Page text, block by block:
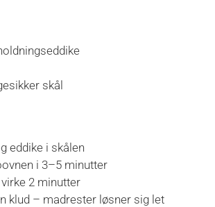
skål
eddike i skålen
i 3–5 minutter
2 minutter
klud – madrester løsner sig let